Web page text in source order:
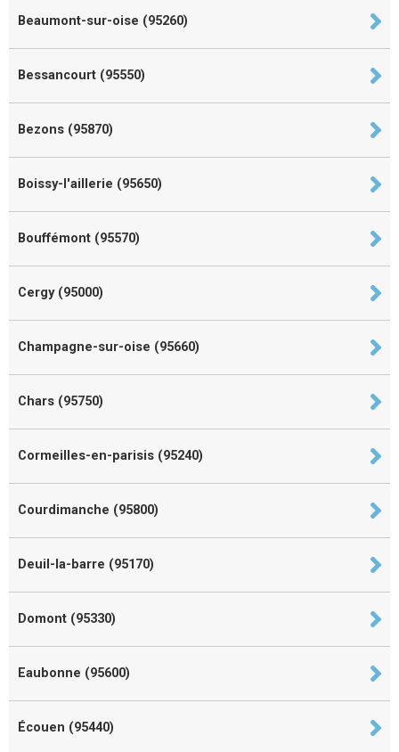
Beaumont-sur-oise (95260)
Bessancourt (95550)
Bezons (95870)
Boissy-l'aillerie (95650)
Bouffémont (95570)
Cergy (95000)
Champagne-sur-oise (95660)
Chars (95750)
Cormeilles-en-parisis (95240)
Courdimanche (95800)
Deuil-la-barre (95170)
Domont (95330)
Eaubonne (95600)
Écouen (95440)